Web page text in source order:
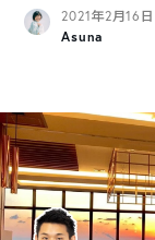
2021年2月16日
Asuna